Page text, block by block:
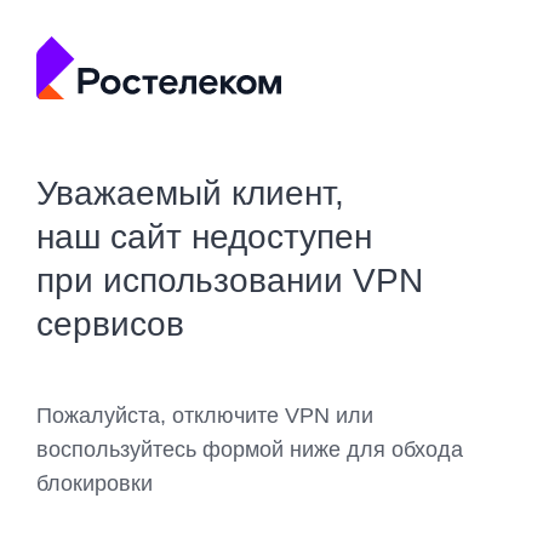
Уважаемый клиент,
наш сайт недоступен
при использовании VPN
сервисов
Пожалуйста, отключите VPN или
воспользуйтесь формой ниже для обхода
блокировки